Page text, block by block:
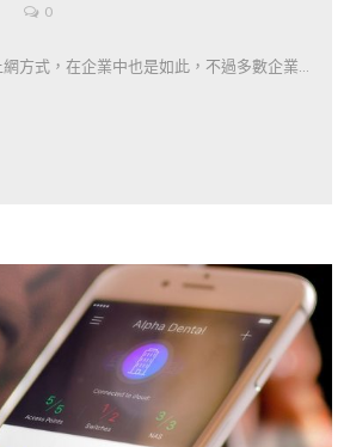
0
方式，在企業中也是如此，不過多數企業…